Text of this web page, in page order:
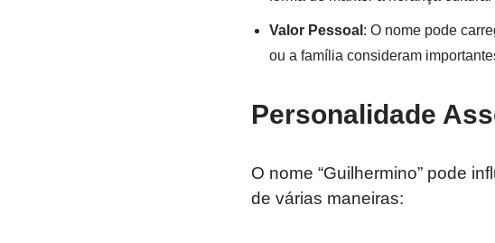
Valor Pessoal : O nome pode
ou a família consideram
Personalidade
O nome “Guilhermino” pode
de várias maneiras: